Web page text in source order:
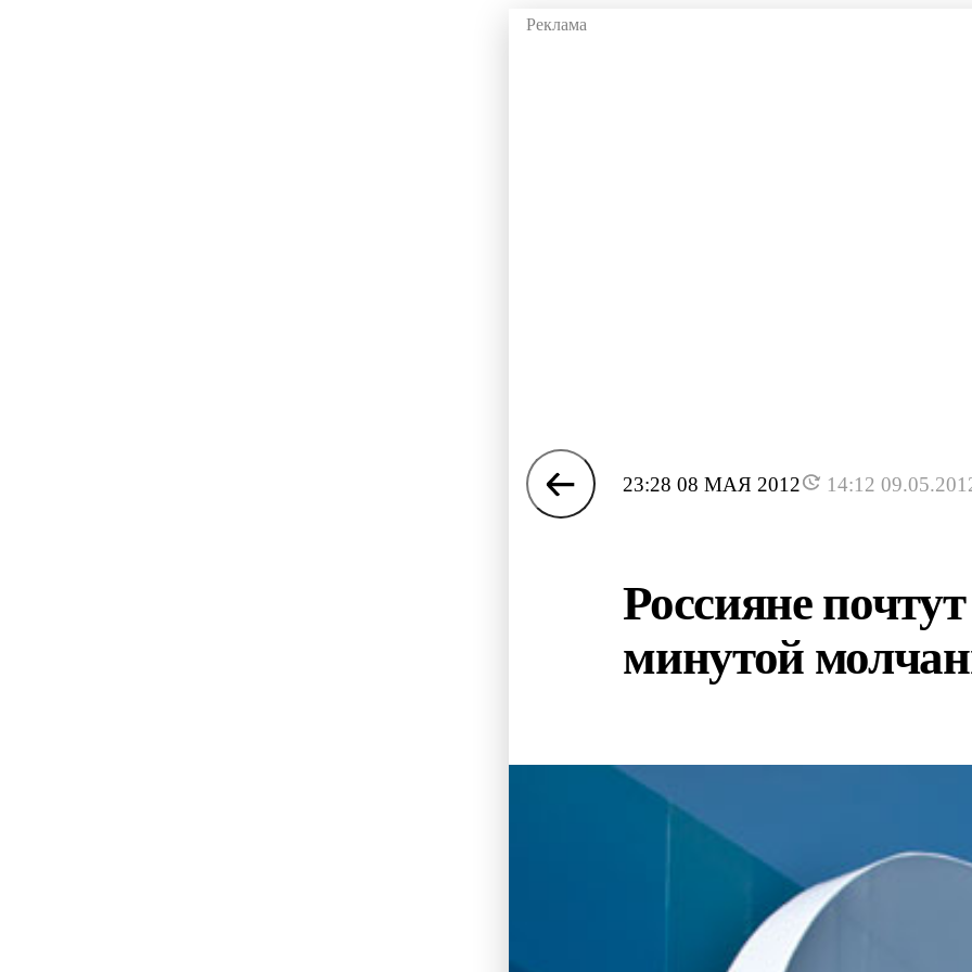
23:28 08 МАЯ 2012 14:12
Россияне
минутой